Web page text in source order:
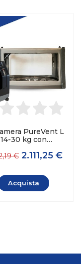
PureVent L
14-30 kg con
DeVilbiss
€ 2.111,25 €
Acquista